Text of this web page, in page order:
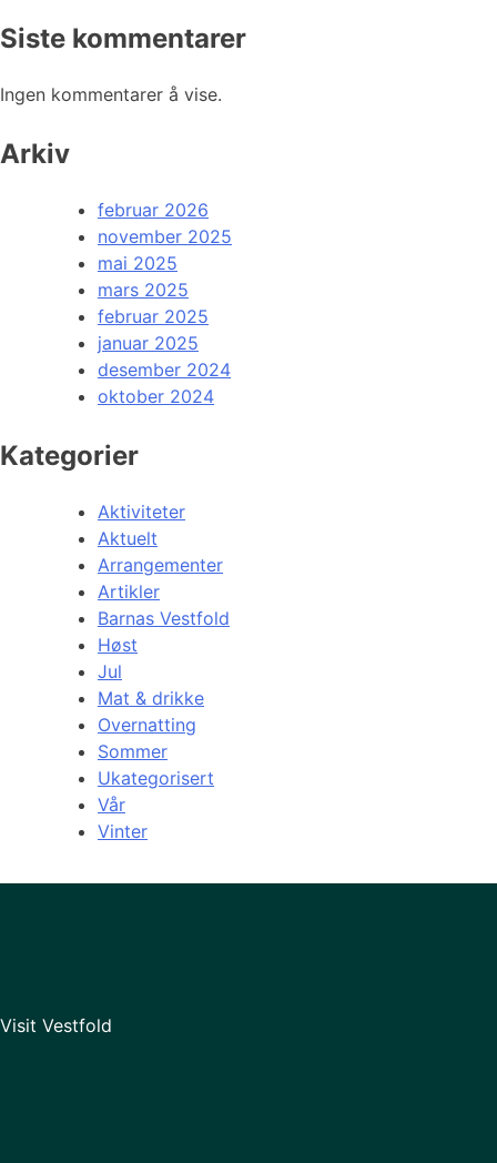
Siste kommentarer
Ingen kommentarer å vise.
Arkiv
februar 2026
november 2025
mai 2025
mars 2025
februar 2025
januar 2025
desember 2024
oktober 2024
Kategorier
Aktiviteter
Aktuelt
Arrangementer
Artikler
Barnas Vestfold
Høst
Jul
Mat & drikke
Overnatting
Sommer
Ukategorisert
Vår
Vinter
Visit Vestfold